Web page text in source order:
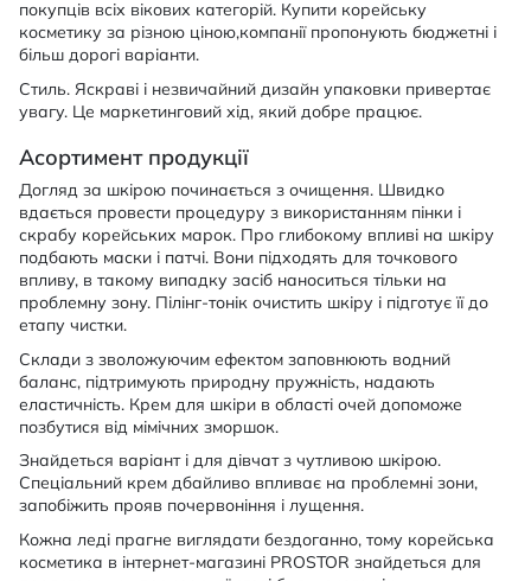
покупців всіх вікових категорій. Купити корейську
косметику за різною ціною,компанії пропонують бюджетні і
більш дорогі варіанти.
Стиль. Яскраві і незвичайний дизайн упаковки привертає
увагу. Це маркетинговий хід, який добре працює.
Асортимент продукції
Догляд за шкірою починається з очищення. Швидко
вдається провести процедуру з використанням пінки і
скрабу корейських марок. Про глибокому впливі на шкіру
подбають маски і патчі. Вони підходять для точкового
впливу, в такому випадку засіб наноситься тільки на
проблемну зону. Пілінг-тонік очистить шкіру і підготує її до
етапу чистки.
Склади з зволожуючим ефектом заповнюють водний
баланс, підтримують природну пружність, надають
еластичність. Крем для шкіри в області очей допоможе
позбутися від мімічних зморшок.
Знайдеться варіант і для дівчат з чутливою шкірою.
Спеціальний крем дбайливо впливає на проблемні зони,
запобіжить прояв почервоніння і лущення.
Кожна леді прагне виглядати бездоганно, тому корейська
косметика в інтернет-магазині PROSTOR знайдеться для